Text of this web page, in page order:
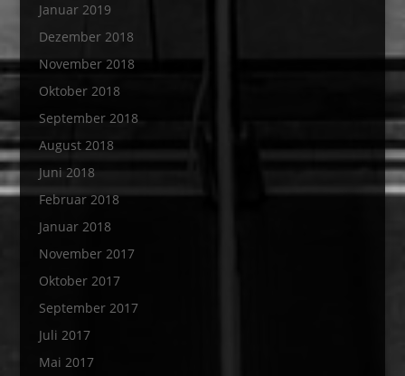
Januar 2019
Dezember 2018
November 2018
Oktober 2018
September 2018
August 2018
Juni 2018
Februar 2018
Januar 2018
November 2017
Oktober 2017
September 2017
Juli 2017
Mai 2017